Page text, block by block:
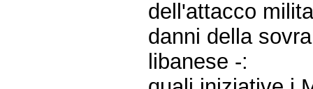
dell'attacco
danni della
libanese -: